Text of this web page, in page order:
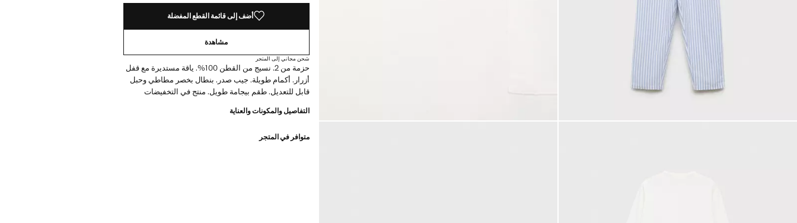
أضف إلى قائمة القطع المفضلة
مشاهدة
شحن مجاني إلى المتجر
حزمة من 2. نسيج من القطن 100%. ياقة مستديرة مع قفل
أزرار. أكمام طويلة. جيب صدر. بنطال بخصر مطاطي وحبل
قابل للتعديل. طقم بيجامة طويل. منتج في التخفيضات
التفاصيل والمكونات والعناية
متوافر في المتجر